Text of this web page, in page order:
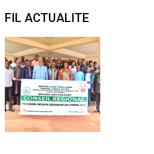
FIL ACTUALITE